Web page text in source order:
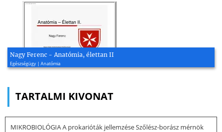
Nagy Ferenc - Anatómia, élettan II
Egészségügy | Anatómia
TARTALMI KIVONAT
MIKROBIOLÓGIA A prokarióták jellemzése Szőlész-borász mérnök